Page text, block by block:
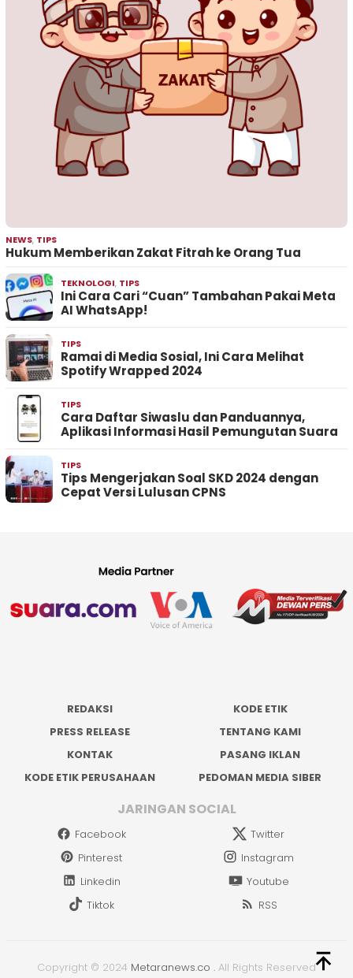
NEWS, TIPS
Hukum Memberikan Zakat Fitrah ke Orang Tua
TEKNOLOGI, TIPS
Ini Cara Cari “Cuan” Tambahan Pakai Meta
AI WhatsApp!
TIPS
Ramai di Media Sosial, Ini Cara Melihat
Spotify Wrapped 2024
TIPS
Cara Daftar Siwaslu dan Panduannya,
Aplikasi Informasi Hasil Pemungutan Suara
TIPS
Tips Mengerjakan Soal SKD 2024 dengan
Cepat Versi Lulusan CPNS
REDAKSI
KODE ETIK
PRESS RELEASE
TENTANG KAMI
KONTAK
PASANG IKLAN
KODE ETIK PERUSAHAAN
PEDOMAN MEDIA SIBER
JARINGAN SOCIAL
Facebook
Twitter
Pinterest
Instagram
Linkedin
Youtube
Tiktok
RSS
Copyright © 2024 Metaranews.co . All Rights Reserved